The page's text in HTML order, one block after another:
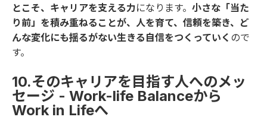
とこそ、キャリアを支える力になります。 小さな「当た
り前」を積み重ねることが、人を育て、信頼を築き、ど
んな変化にも揺るがない生きる自信をつくっていく ので
す。
10.そのキャリアを目指す人へのメッ
セージ - Work-life Balanceから
Work in Lifeへ